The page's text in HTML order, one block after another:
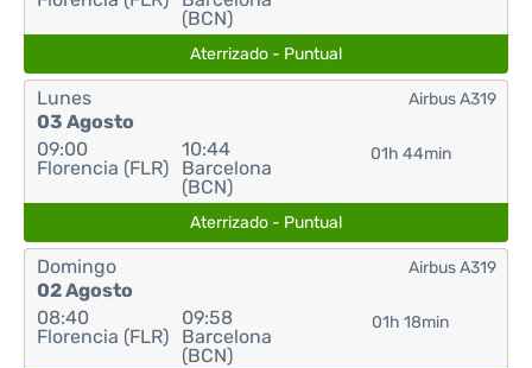
(BCN)
Aterrizado - Puntual
Lunes
03 Agosto
09:00
Florencia (FLR)
10:44
Barcelona
(BCN)
01h 44min
Airbus A319
Aterrizado - Puntual
Domingo
02 Agosto
08:40
Florencia (FLR)
09:58
Barcelona
(BCN)
01h 18min
Airbus A319